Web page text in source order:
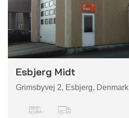
Esbjerg Midt
Grimsbyvej 2, Esbjerg, Denmark